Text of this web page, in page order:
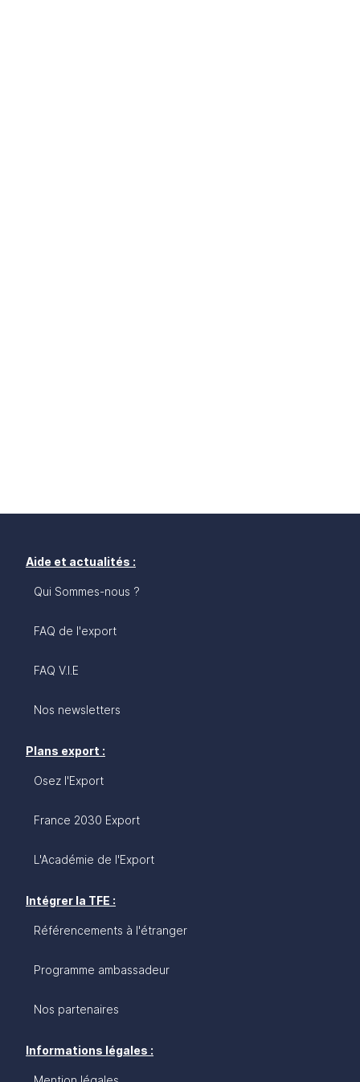
Aide et actualités :
Qui Sommes-nous ?
FAQ de l'export
FAQ V.I.E
Nos newsletters
Plans export :
Osez l'Export
France 2030 Export
L'Académie de l'Export
Intégrer la TFE :
Référencements à l'étranger
Programme ambassadeur
Nos partenaires
Informations légales :